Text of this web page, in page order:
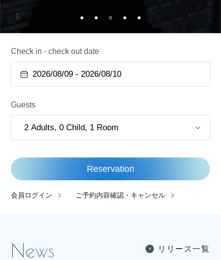
Check in - check out date
Guests
Reservation
会員ログイン ご予約内容確認・キャンセル
リ リ ー ス一 覧